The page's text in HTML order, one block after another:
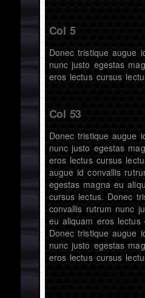
Col 5
Donec tristique augue
nunc justo egestas
eros lectus cursus
Col 53
Donec tristique augue
nunc justo egestas
eros lectus cursus
augue id convallis
egestas magna eu
cursus lectus. Donec
convallis rutrum nunc
eu aliquam eros lectus
Donec tristique augue
nunc justo egestas
eros lectus cursus